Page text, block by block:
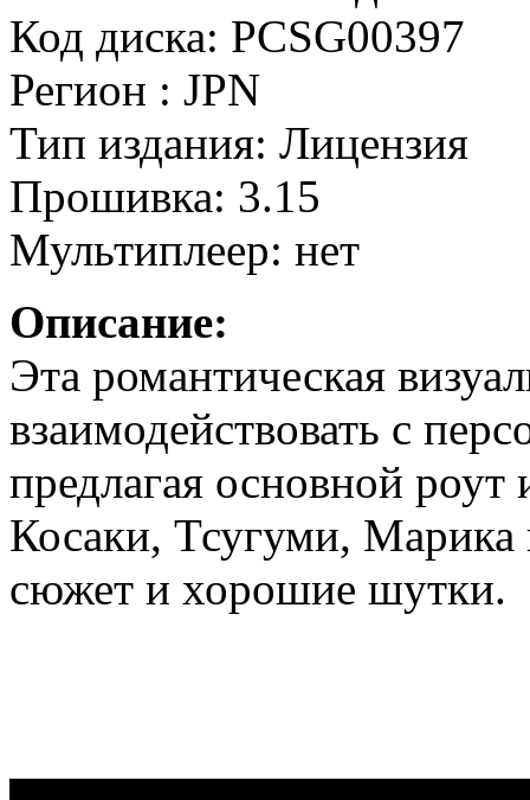
Код диска: PCSG00397
Регион : JPN
Тип издания: Лицензия
Прошивка: 3.15
Мультиплеер: нет
Описание:
Эта романтическая
взаимодействовать с
предлагая основной
Косаки, Тсугуми,
сюжет и хорошие шутки.